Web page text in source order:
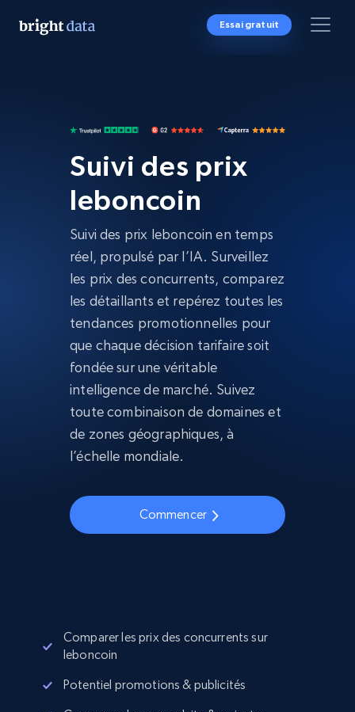
Essai gratuit
Suivi des prix
leboncoin
Suivi des prix leboncoin en temps
réel, propulsé par l’IA. Surveillez
les prix des concurrents, comparez
les détaillants et repérez toutes les
tendances promotionnelles pour
que chaque décision tarifaire soit
fondée sur une véritable
intelligence de marché. Suivez
toute combinaison de domaines et
de zones géographiques, à
l’échelle mondiale.
Commencer
Comparer les prix des concurrents sur
leboncoin
Potentiel promotions & publicités